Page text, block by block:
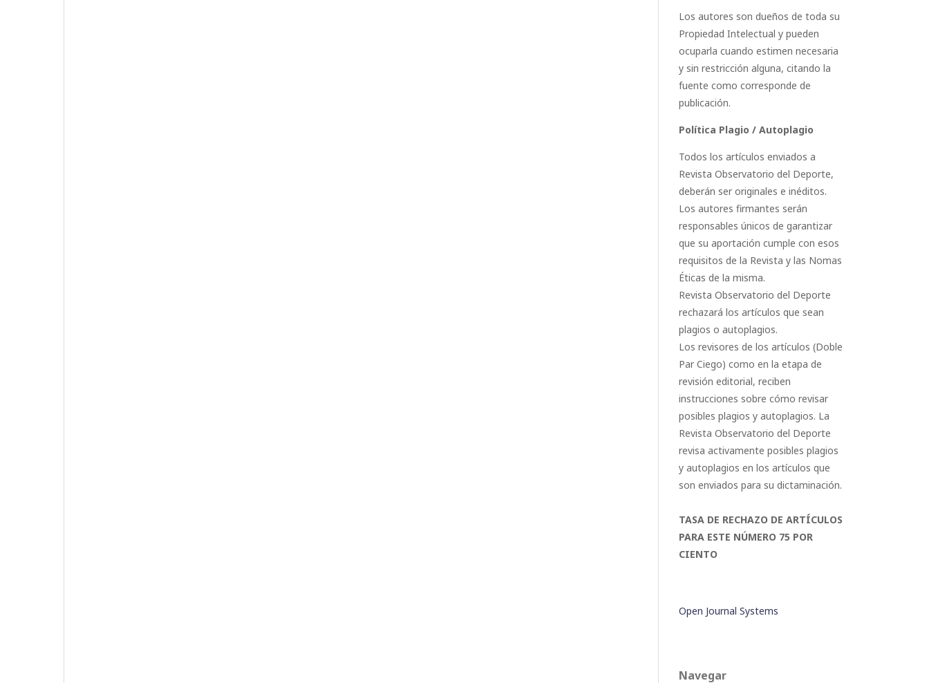
Los autores son dueños de toda su
Propiedad Intelectual y pueden
ocuparla cuando estimen necesaria
y sin restricción alguna, citando la
fuente como corresponde de
publicación.
Política Plagio / Autoplagio
Todos los artículos enviados a
Revista Observatorio del Deporte,
deberán ser originales e inéditos.
Los autores firmantes serán
responsables únicos de garantizar
que su aportación cumple con esos
requisitos de la Revista y las Nomas
Éticas de la misma.
Revista Observatorio del Deporte
rechazará los artículos que sean
plagios o autoplagios.
Los revisores de los artículos (Doble
Par Ciego) como en la etapa de
revisión editorial, reciben
instrucciones sobre cómo revisar
posibles plagios y autoplagios. La
Revista Observatorio del Deporte
revisa activamente posibles plagios
y autoplagios en los artículos que
son enviados para su dictaminación.
TASA DE RECHAZO DE ARTÍCULOS
PARA ESTE NÚMERO 75 POR
CIENTO
Open Journal Systems
Navegar